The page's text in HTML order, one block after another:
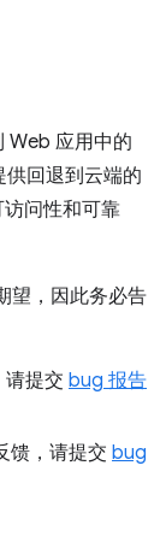
Web 应用中的
回退到云端的
问性和可靠
望，因此务必告
提交 bug 报告
馈，请提交 bug